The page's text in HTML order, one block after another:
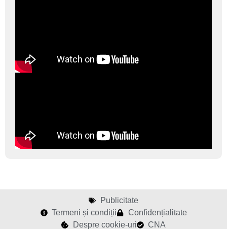
Publicitate
Termeni și condiții
Confidențialitate
Despre cookie-uri
CNA